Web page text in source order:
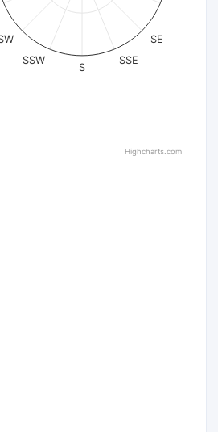
SE
SSE
S
SSW
Highcharts.com